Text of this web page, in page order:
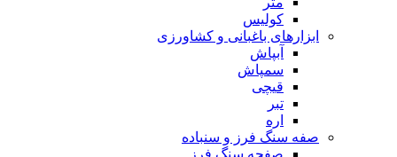
کولیس
ابزارهای باغبانی و کشاورزی
آبپاش
سمپاش
قیچی
تبر
اره
صفه سنگ فرز و سنباده
صفحه سنگ فرز